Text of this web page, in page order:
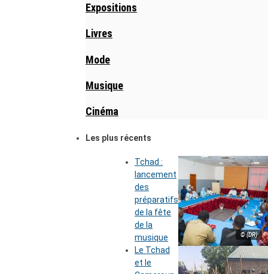
Expositions
Livres
Mode
Musique
Cinéma
Les plus récents
© (DR)
Tchad :
lancement
des
préparatifs
de la fête
de la
musique
Le Tchad
et le